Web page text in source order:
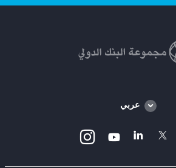
Global
language
عربي
facebook
Twitter
Linkedin
Youtube